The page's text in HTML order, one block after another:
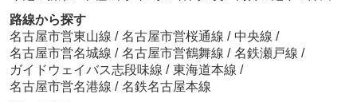
路線から探す
名古屋市営東山線 / 名古屋市営桜通線 / 中央線 /
名古屋市営名城線 / 名古屋市営鶴舞線 / 名鉄瀬戸線 /
ガイドウェイバス志段味線 / 東海道本線 /
名古屋市営名港線 / 名鉄名古屋本線